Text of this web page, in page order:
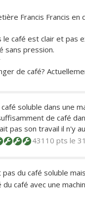
Francis Francis en
café est clair et pas
sans pression.
de café?
soluble dans une
de café
pas son travail il n'y
43110 pts le
du café soluble
café avec une